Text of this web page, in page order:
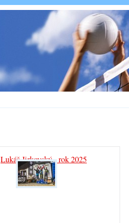
Lukáš Jirkovský - rok 2025